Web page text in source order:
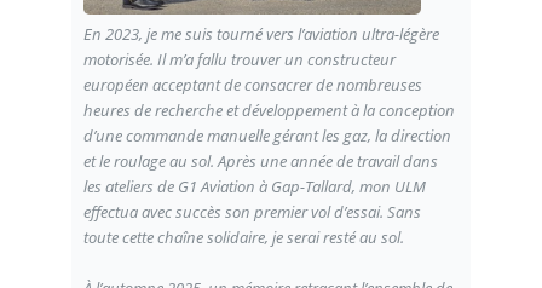
En 2023, je me suis tourné vers l’aviation ultra-légère
motorisée. Il m’a fallu trouver un constructeur
européen acceptant de consacrer de nombreuses
heures de recherche et développement à la conception
d’une commande manuelle gérant les gaz, la direction
et le roulage au sol. Après une année de travail dans
les ateliers de G1 Aviation à Gap-Tallard, mon ULM
effectua avec succès son premier vol d’essai. Sans
toute cette chaîne solidaire, je serai resté au sol.